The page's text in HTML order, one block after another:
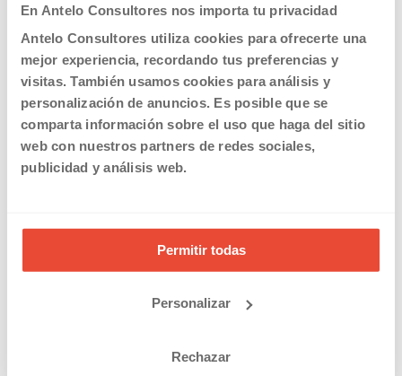
En Antelo Consultores nos importa tu privacidad
Antelo Consultores utiliza cookies para ofrecerte una
mejor experiencia, recordando tus preferencias y
visitas. También usamos cookies para análisis y
personalización de anuncios. Es posible que se
comparta información sobre el uso que haga del sitio
web con nuestros partners de redes sociales,
publicidad y análisis web.
Permitir todas
Personalizar
Rechazar
Read more
Solicitar la devolución en el IRPF de las prestaciones por